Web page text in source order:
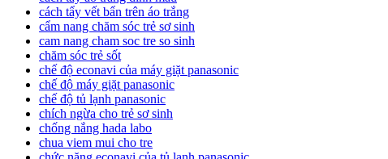
cách tẩy vết bẩn trên áo trắng
cẩm nang chăm sóc trẻ sơ sinh
cam nang cham soc tre so sinh
chăm sóc trẻ sốt
chế độ econavi của máy giặt panasonic
chế độ máy giặt panasonic
chế độ tủ lạnh panasonic
chích ngừa cho trẻ sơ sinh
chống nắng hada labo
chua viem mui cho tre